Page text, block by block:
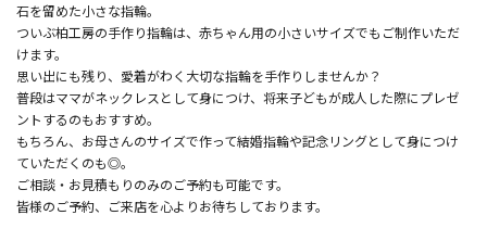
石を留めた小さな指輪。
ついぶ柏工房の手作り指輪は、赤ちゃん用の小さいサイズでもご制作いただ
けます。
思い出にも残り、愛着がわく大切な指輪を手作りしませんか？
普段はママがネックレスとして身につけ、将来子どもが成人した際にプレゼ
ントするのもおすすめ。
もちろん、お母さんのサイズで作って結婚指輪や記念リングとして身につけ
ていただくのも◎。
ご相談・お見積もりのみのご予約も可能です。
皆様のご予約、ご来店を心よりお待ちしております。